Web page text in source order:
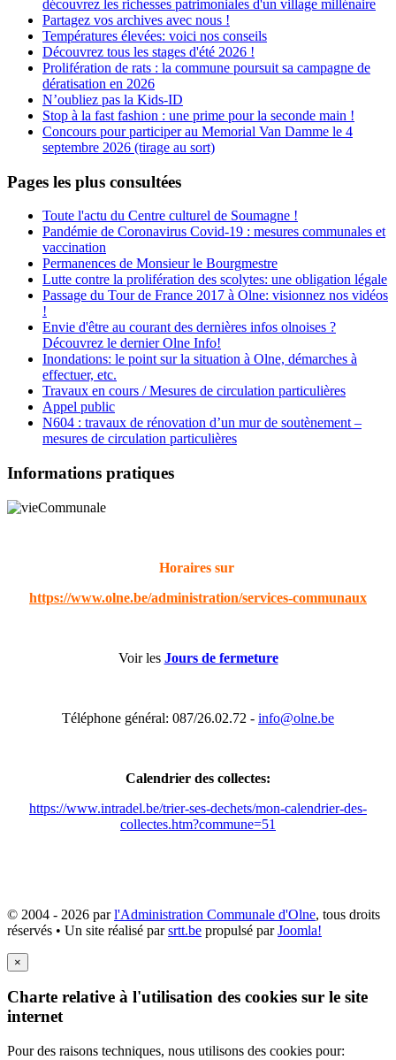
découvrez les richesses patrimoniales d'un village millénaire
Partagez vos archives avec nous !
Températures élevées: voici nos conseils
Découvrez tous les stages d'été 2026 !
Prolifération de rats : la commune poursuit sa campagne de
dératisation en 2026
N’oubliez pas la Kids-ID
Stop à la fast fashion : une prime pour la seconde main !
Concours pour participer au Memorial Van Damme le 4
septembre 2026 (tirage au sort)
Pages les plus consultées
Toute l'actu du Centre culturel de Soumagne !
Pandémie de Coronavirus Covid-19 : mesures communales et
vaccination
Permanences de Monsieur le Bourgmestre
Lutte contre la prolifération des scolytes: une obligation légale
Passage du Tour de France 2017 à Olne: visionnez nos vidéos
!
Envie d'être au courant des dernières infos olnoises ?
Découvrez le dernier Olne Info!
Inondations: le point sur la situation à Olne, démarches à
effectuer, etc.
Travaux en cours / Mesures de circulation particulières
Appel public
N604 : travaux de rénovation d’un mur de soutènement –
mesures de circulation particulières
Informations pratiques
Horaires sur
https://www.olne.be/administration/services-communaux
Voir les Jours de fermeture
Téléphone général: 087/26.02.72 - info@olne.be
Calendrier des collectes:
https://www.intradel.be/trier-ses-dechets/mon-calendrier-des-
collectes.htm?commune=51
© 2004 - 2026 parl'Administration Communale d'Olne, tous droits
réservés • Un site réalisé parsrtt.be propulsé parJoomla!
×
Charte relative à l'utilisation des cookies sur le site
internet
Pour des raisons techniques, nous utilisons des cookies pour: